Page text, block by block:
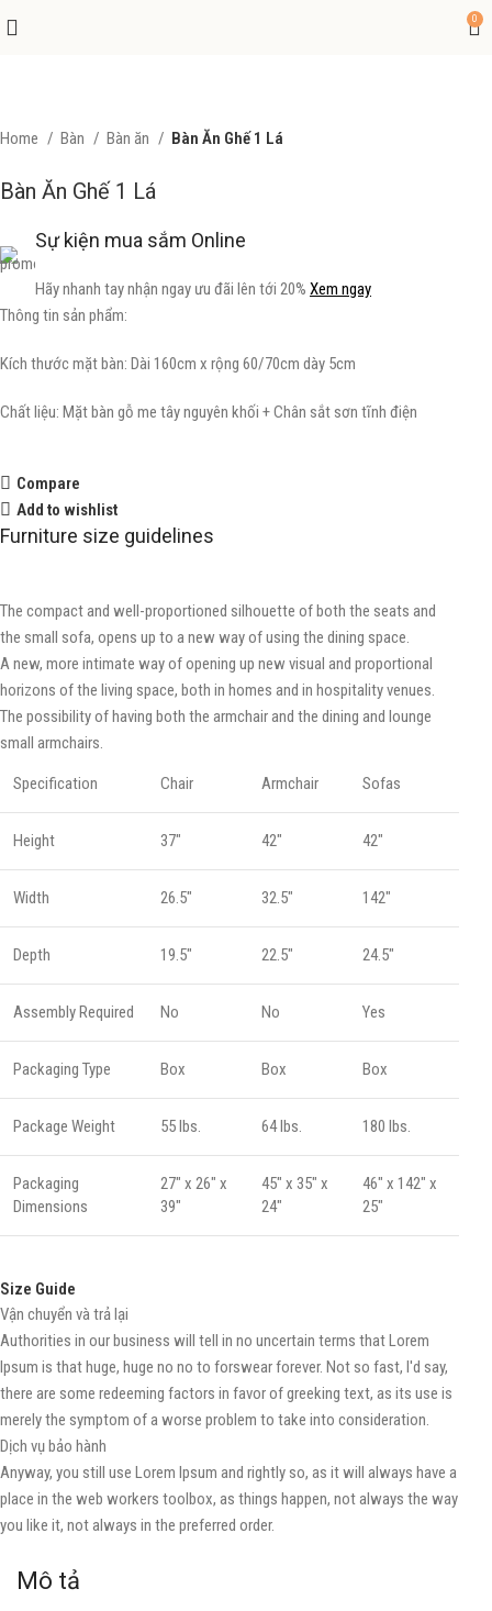
0
Home Bàn Bàn ăn Bàn Ăn Ghế 1 Lá
Bàn Ăn Ghế 1 Lá
Sự kiện mua sắm Online
Hãy nhanh tay nhận ngay ưu đãi lên tới 20%Xem ngay
Thông tin sản phẩm:
Kích thước mặt bàn: Dài 160cm x rộng 60/70cm dày 5cm
Chất liệu: Mặt bàn gỗ me tây nguyên khối + Chân sắt sơn tĩnh điện
Compare
Add to wishlist
Furniture size guidelines
The compact and well-proportioned silhouette of both the seats and
the small sofa, opens up to a new way of using the dining space.
A new, more intimate way of opening up new visual and proportional
horizons of the living space, both in homes and in hospitality venues.‎
The possibility of having both the armchair and the dining and lounge
small armchairs.
Specification Chair Armchair Sofas
Height 37" 42" 42"
Width 26.5" 32.5" 142"
Depth 19.5" 22.5" 24.5"
Assembly Required No No Yes
Packaging Type Box Box Box
Package Weight 55 lbs. 64 lbs. 180 lbs.
Packaging
Dimensions
27" x 26" x
39"
45" x 35" x
24"
46" x 142" x
25"
Size Guide
Vận chuyển và trả lại
Authorities in our business will tell in no uncertain terms that Lorem
Ipsum is that huge, huge no no to forswear forever. Not so fast, I'd say,
there are some redeeming factors in favor of greeking text, as its use is
merely the symptom of a worse problem to take into consideration.
Dịch vụ bảo hành
Anyway, you still use Lorem Ipsum and rightly so, as it will always have a
place in the web workers toolbox, as things happen, not always the way
you like it, not always in the preferred order.
Mô tả